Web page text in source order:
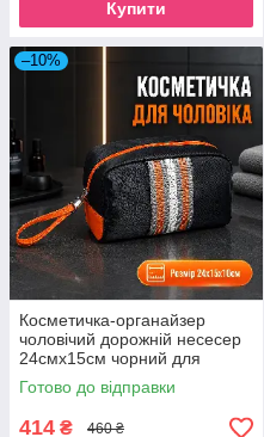
Купити
–10%
Косметичка-органайзер
чоловічий дорожній несесер
24смх15см чорний для
туалетного приладдя Beauty
Luxury
Готово до відправки
414 ₴ 460 ₴